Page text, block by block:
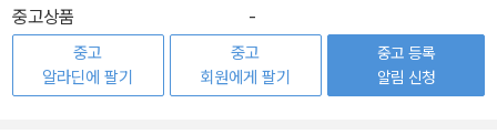
중고상품
-
중고
알라딘에 팔기
중고
회원에게 팔기
중고 등록
알림 신청